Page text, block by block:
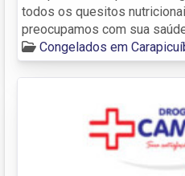
todos os quesitos
preocupamos com sua
Congelados em